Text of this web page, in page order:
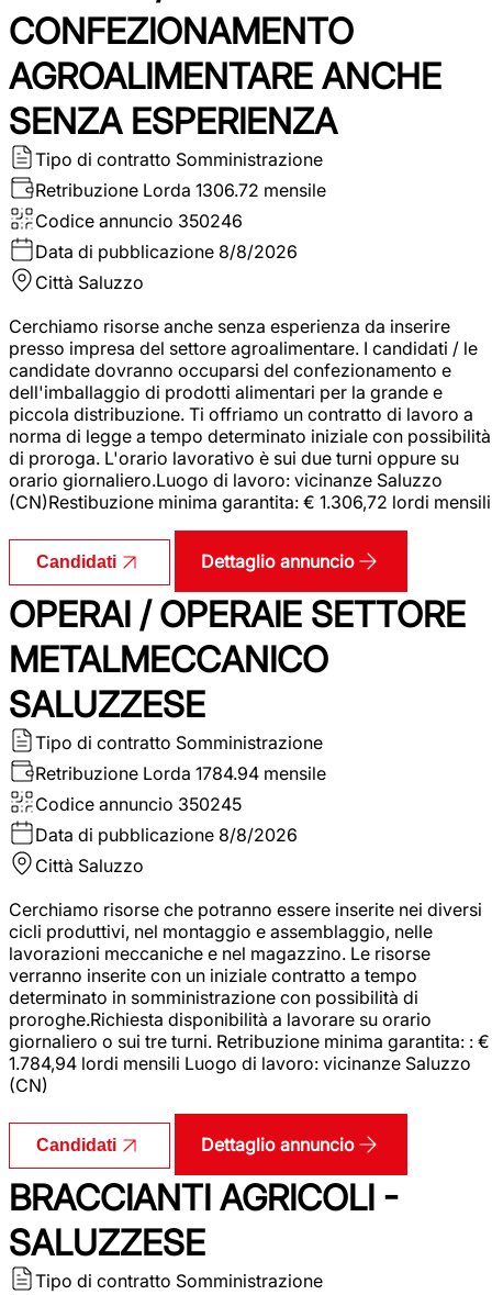
CONFEZIONAMENTO
AGROALIMENTARE ANCHE
SENZA ESPERIENZA
Tipo di contratto Somministrazione
Retribuzione Lorda 1306.72 mensile
Codice annuncio 350246
Data di pubblicazione 8/8/2026
Città Saluzzo
Cerchiamo risorse anche senza esperienza da inserire
presso impresa del settore agroalimentare. I candidati / le
candidate dovranno occuparsi del confezionamento e
dell'imballaggio di prodotti alimentari per la grande e
piccola distribuzione. Ti offriamo un contratto di lavoro a
norma di legge a tempo determinato iniziale con possibilità
di proroga. L'orario lavorativo è sui due turni oppure su
orario giornaliero.Luogo di lavoro: vicinanze Saluzzo
(CN)Restibuzione minima garantita: € 1.306,72 lordi mensili
Candidati Dettaglio annuncio
OPERAI / OPERAIE SETTORE
METALMECCANICO
SALUZZESE
Tipo di contratto Somministrazione
Retribuzione Lorda 1784.94 mensile
Codice annuncio 350245
Data di pubblicazione 8/8/2026
Città Saluzzo
Cerchiamo risorse che potranno essere inserite nei diversi
cicli produttivi, nel montaggio e assemblaggio, nelle
lavorazioni meccaniche e nel magazzino. Le risorse
verranno inserite con un iniziale contratto a tempo
determinato in somministrazione con possibilità di
proroghe.Richiesta disponibilità a lavorare su orario
giornaliero o sui tre turni. Retribuzione minima garantita: : €
1.784,94 lordi mensili Luogo di lavoro: vicinanze Saluzzo
(CN)
Candidati Dettaglio annuncio
BRACCIANTI AGRICOLI -
SALUZZESE
Tipo di contratto Somministrazione